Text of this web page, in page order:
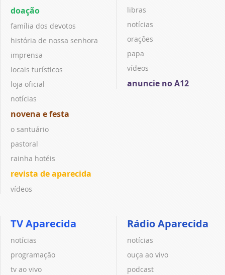
doação
família dos devotos
história de nossa senhora
imprensa
locais turísticos
loja oficial
notícias
novena e festa
o santuário
pastoral
rainha hotéis
revista de aparecida
vídeos
libras
notícias
orações
papa
vídeos
anuncie no A12
TV Aparecida
notícias
programação
tv ao vivo
Rádio Aparecida
notícias
ouça ao vivo
podcast